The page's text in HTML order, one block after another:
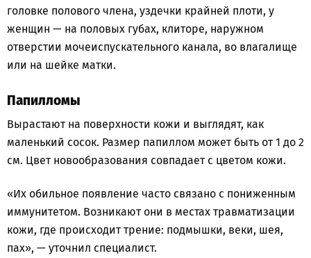
головке полового члена, уздечки крайней плоти, у
женщин — на половых губах, клиторе, наружном
отверстии мочеиспускательного канала, во влагалище
или на шейке матки.
Папилломы
Вырастают на поверхности кожи и выглядят, как
маленький сосок. Размер папиллом может быть от 1 до 2
см. Цвет новообразования совпадает с цветом кожи.
«Их обильное появление часто связано с пониженным
иммунитетом. Возникают они в местах травматизации
кожи, где происходит трение: подмышки, веки, шея,
пах», — уточнил специалист.